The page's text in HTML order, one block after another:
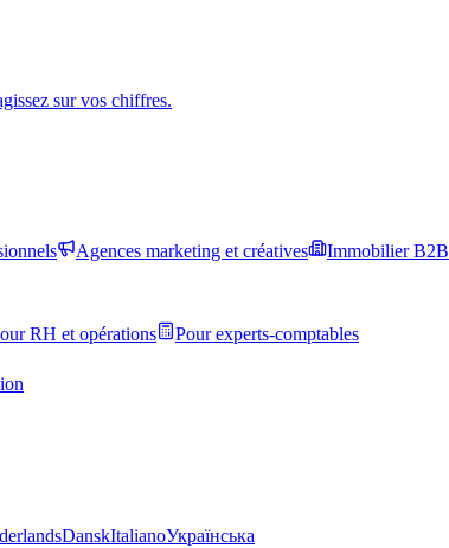
sur vos chiffres.
Agences marketing et créatives Immobilier B2B
RH et opérations Pour experts-comptables
DanskItalianoУкраїнська